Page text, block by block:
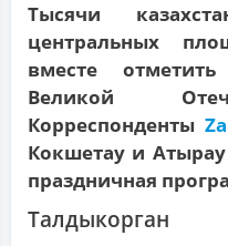
Тысячи
центральных
вместе
Великой
Корреспонденты
Кокшетау и
праздничная
Талдыкорган